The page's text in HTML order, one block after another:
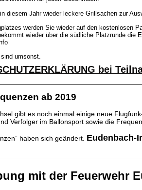
mit der Feuerwehr
diesem Jahr wieder leckere Grillsachen zur
werden Sie wieder auf den kostenlosen
wieder über die südliche Platzrunde die
umsonst.
ab 2019
gibt es noch einmal einige neue
Verfolger im Ballonsport sowie die
haben sich geändert. Eudenbach-
bei